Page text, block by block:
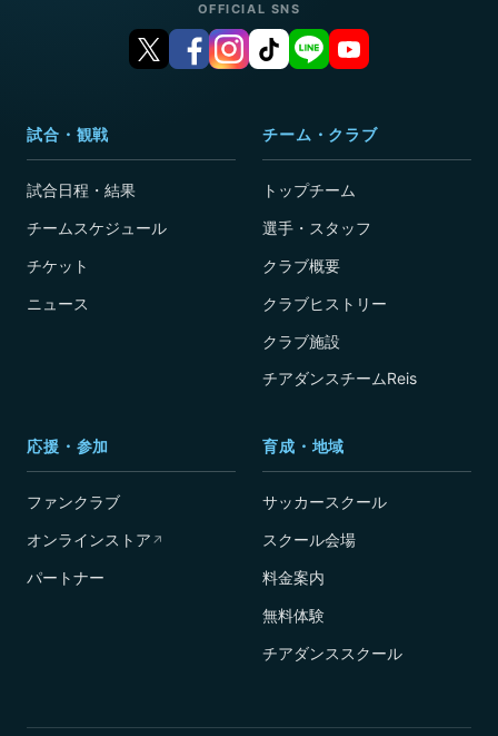
OFFICIAL SNS
試合・観戦
試合日程・結果
チームスケジュール
チケット
ニュース
チーム・クラブ
トップチーム
選手・スタッフ
クラブ概要
クラブヒストリー
クラブ施設
チアダンスチームReis
応援・参加
ファンクラブ
オンラインストア ↗
パートナー
育成・地域
サッカースクール
スクール会場
料金案内
無料体験
チアダンススクール